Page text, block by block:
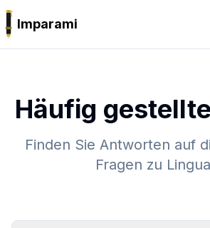
Imparami
Häufig
Finden Sie Antworten auf
Fragen zu